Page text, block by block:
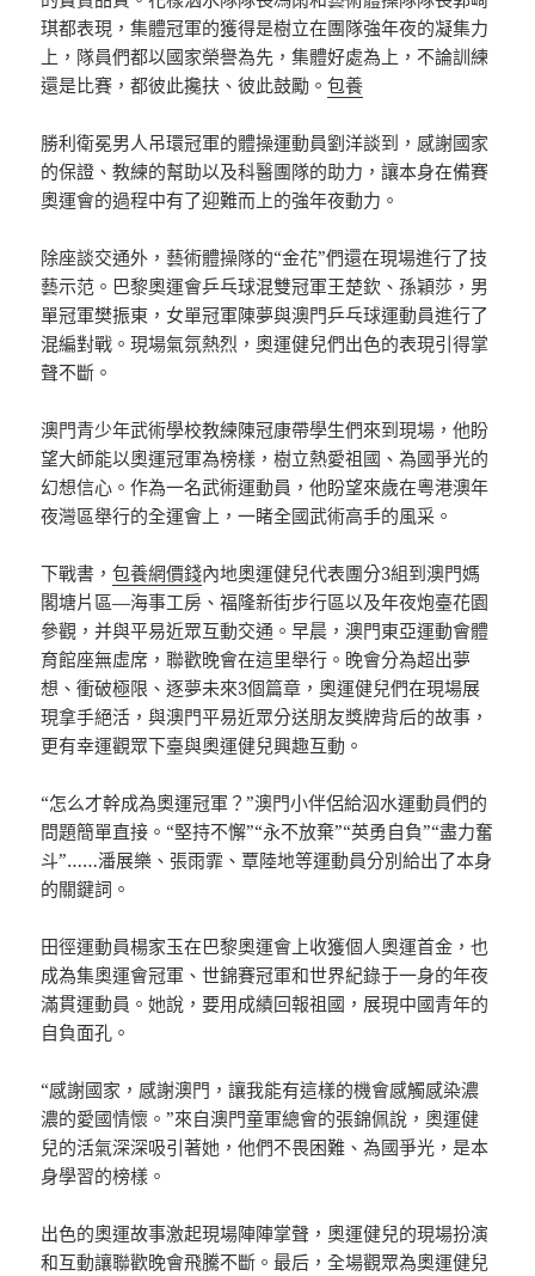
琪都表現，集體冠軍的獲得是樹立在團隊強年夜的凝集力
上，隊員們都以國家榮譽為先，集體好處為上，不論訓練
還是比賽，都彼此攙扶、彼此鼓勵。包養
勝利衛冕男人吊環冠軍的體操運動員劉洋談到，感謝國家
的保證、教練的幫助以及科醫團隊的助力，讓本身在備賽
奧運會的過程中有了迎難而上的強年夜動力。
除座談交通外，藝術體操隊的“金花”們還在現場進行了技
藝示范。巴黎奧運會乒乓球混雙冠軍王楚欽、孫穎莎，男
單冠軍樊振東，女單冠軍陳夢與澳門乒乓球運動員進行了
混編對戰。現場氣氛熱烈，奧運健兒們出色的表現引得掌
聲不斷。
澳門青少年武術學校教練陳冠康帶學生們來到現場，他盼
望大師能以奧運冠軍為榜樣，樹立熱愛祖國、為國爭光的
幻想信心。作為一名武術運動員，他盼望來歲在粵港澳年
夜灣區舉行的全運會上，一睹全國武術高手的風采。
下戰書，包養網價錢內地奧運健兒代表團分3組到澳門媽
閣塘片區—海事工房、福隆新街步行區以及年夜炮臺花園
參觀，并與平易近眾互動交通。早晨，澳門東亞運動會體
育館座無虛席，聯歡晚會在這里舉行。晚會分為超出夢
想、衝破極限、逐夢未來3個篇章，奧運健兒們在現場展
現拿手絕活，與澳門平易近眾分送朋友獎牌背后的故事，
更有幸運觀眾下臺與奧運健兒興趣互動。
“怎么才幹成為奧運冠軍？”澳門小伴侶給泅水運動員們的
問題簡單直接。“堅持不懈”“永不放棄”“英勇自負”“盡力奮
斗”……潘展樂、張雨霏、覃陸地等運動員分別給出了本身
的關鍵詞。
田徑運動員楊家玉在巴黎奧運會上收獲個人奧運首金，也
成為集奧運會冠軍、世錦賽冠軍和世界紀錄于一身的年夜
滿貫運動員。她說，要用成績回報祖國，展現中國青年的
自負面孔。
“感謝國家，感謝澳門，讓我能有這樣的機會感觸感染濃
濃的愛國情懷。”來自澳門童軍總會的張錦佩說，奧運健
兒的活氣深深吸引著她，他們不畏困難、為國爭光，是本
身學習的榜樣。
出色的奧運故事激起現場陣陣掌聲，奧運健兒的現場扮演
和互動讓聯歡晚會飛騰不斷。最后，全場觀眾為奧運健兒